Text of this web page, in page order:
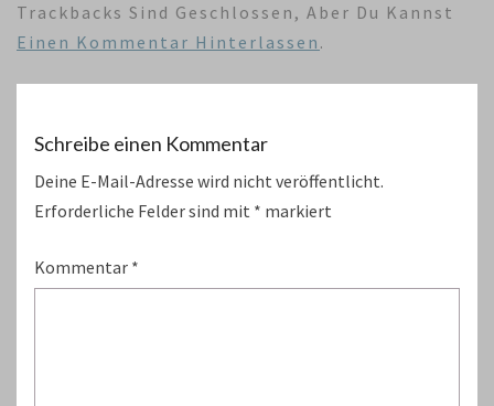
Trackbacks Sind Geschlossen, Aber Du Kannst
Einen Kommentar Hinterlassen .
Schreibe einen Kommentar
Deine E-Mail-Adresse wird nicht veröffentlicht.
Erforderliche Felder sind mit * markiert
Kommentar *